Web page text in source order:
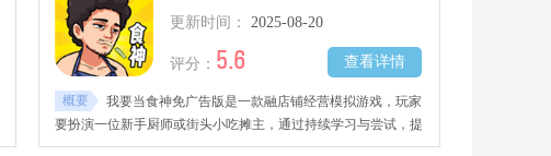
更新时间：
2025-08-20
查看详情
评分： 5.6
概要
我要当食神免广告版是一款融店铺经营模拟游戏，玩家
要扮演一位新手厨师或街头小吃摊主，通过持续学习与尝试，提
高自身的厨艺水平，慢慢成长为举世闻名的美食大师，游戏提供